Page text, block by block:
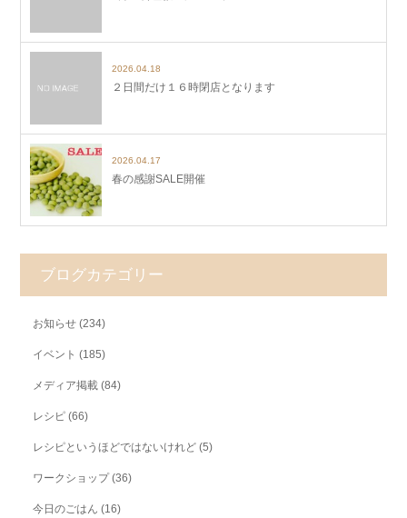
2026.04.18
２日間だけ１６時閉店となります
2026.04.17
春の感謝SALE開催
ブログカテゴリー
お知らせ (234)
イベント (185)
メディア掲載 (84)
レシピ (66)
レシピというほどではないけれど (5)
ワークショップ(36)
今日のごはん (16)